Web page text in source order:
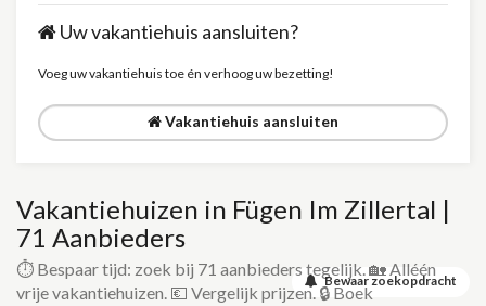
Uw vakantiehuis aansluiten?
Voeg uw vakantiehuis toe én verhoog uw bezetting!
Vakantiehuis aansluiten
Bewaar zoekopdracht
Vakantiehuizen in Fügen Im Zillertal |
71 Aanbieders
⏱️ Bespaar tijd: zoek bij 71 aanbieders tegelijk. 🏡 Alléén
vrije vakantiehuizen. 💶 Vergelijk prijzen. 🔒 Boek